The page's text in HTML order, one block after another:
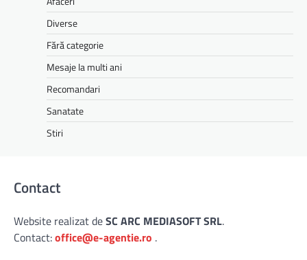
Diverse
Fără categorie
Mesaje la multi ani
Recomandari
Sanatate
Stiri
Contact
Website realizat deSC ARC MEDIASOFT SRL.
Contact:office@e-agentie.ro .